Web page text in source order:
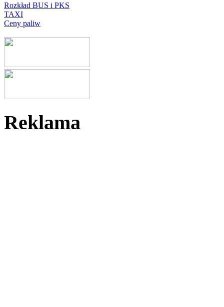
Rozkład BUS i PKS
TAXI
Ceny paliw
Reklama